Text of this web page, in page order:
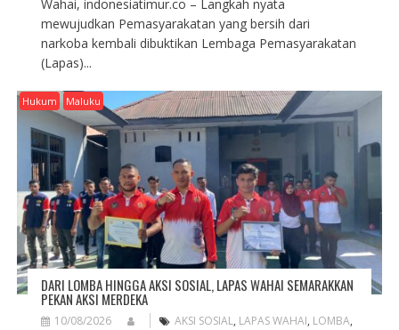
Wahai, indonesiatimur.co – Langkah nyata
mewujudkan Pemasyarakatan yang bersih dari
narkoba kembali dibuktikan Lembaga Pemasyarakatan
(Lapas)...
Hukum Maluku
DARI LOMBA HINGGA AKSI SOSIAL, LAPAS WAHAI SEMARAKKAN
PEKAN AKSI MERDEKA
10/08/2026 AKSI SOSIAL, LAPAS WAHAI, LOMBA,